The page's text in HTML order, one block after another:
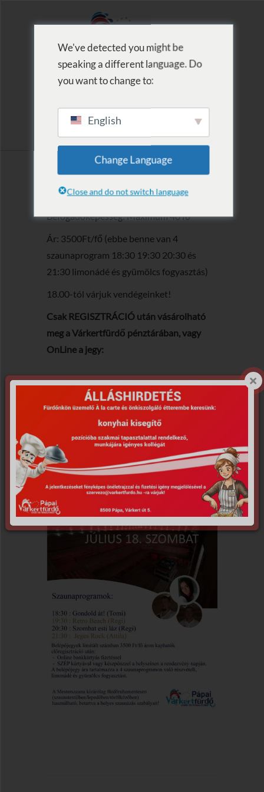
2020.07.18.
Szauna est
Befogadóképesség: Maximum 40 fő
Ár: 3500Ft/fő (ebbe benne van 4
szaunaprogram 18:30 19:30 20:30 és
21:30 limonádé és gyümölcs fogyasztás)
18.00-tól várjuk vendégeinket!
Csak REGISZTRÁCIÓ után vásárolható
meg a Várkertfürdő pénztárában, vagy
OnLine a jegy:
REGISZTRÁCIÓ
ONLINE JEGYVÁSÁRLÁS
We've detected you might be
speaking a different language. Do
you want to change to:
English
Change Language
Close and do not switch language